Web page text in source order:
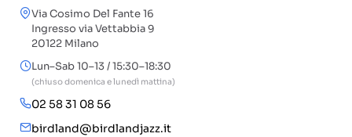
Via Cosimo Del Fante 16
Ingresso via Vettabbia 9
20122 Milano
Lun–Sab 10–13 / 15:30–18:30
(chiuso domenica e lunedì mattina)
02 58 31 08 56
birdland@birdlandjazz.it